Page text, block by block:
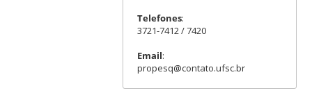
Telefones:
3721-7412 / 7420
Email:
propesq@contato.ufsc.br